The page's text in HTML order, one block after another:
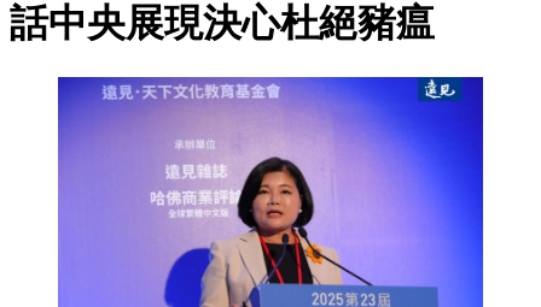
話中央展現決心杜絕豬瘟